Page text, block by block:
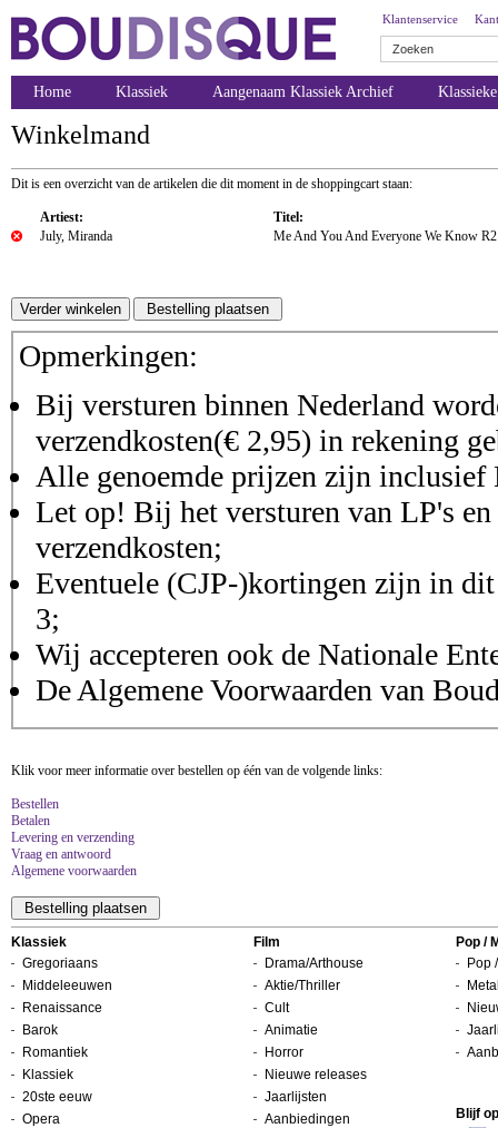
Klantenservice
Home Klassiek Aangenaam Klassiek Archief
Winkelmand
Dit is een overzicht van de artikelen die dit moment in de shoppingcart staan:
Artiest:
Titel:
July, Miranda
Me And You And Everyone We Know
Opmerkingen:
Bij versturen binnen Nederland
verzendkosten(€ 2,95) in rekening
Alle genoemde prijzen zijn inclusief
Let op! Bij het versturen van LP's
verzendkosten;
Eventuele (CJP-)kortingen zijn in
3;
Wij accepteren ook de Nationale
De Algemene Voorwaarden van
Klik voor meer informatie over bestellen op één van de volgende links:
Bestellen
Betalen
Levering en verzending
Vraag en antwoord
Algemene voorwaarden
Klassiek
Gregoriaans
Middeleeuwen
Renaissance
Barok
Romantiek
Klassiek
20ste eeuw
Opera
Film
Drama/Arthouse
Aktie/Thriller
Cult
Animatie
Horror
Nieuwe releases
Jaarlijsten
Aanbiedingen
Pop /
Pop
Blijf